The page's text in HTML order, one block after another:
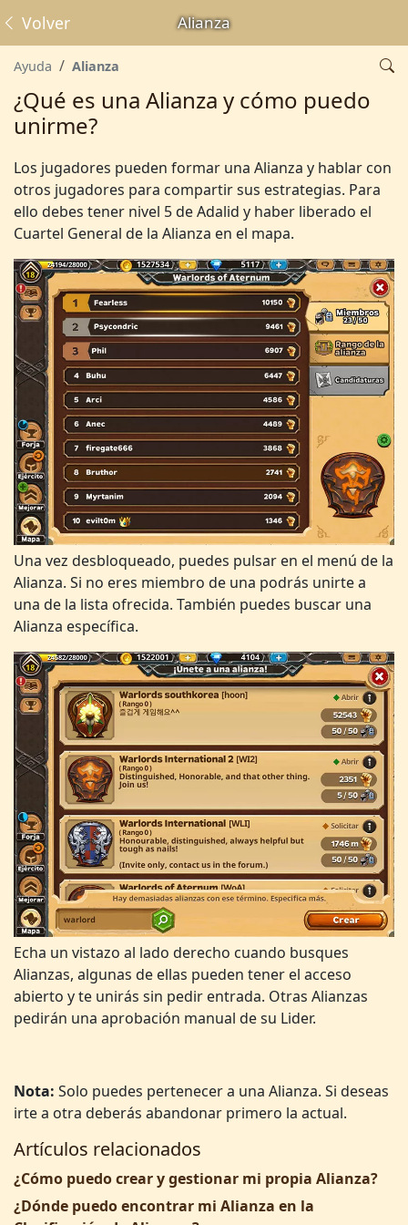
Alianza
Volver
Ayuda Alianza
¿Qué es una Alianza y cómo puedo
unirme?
Los jugadores pueden formar una Alianza y hablar con
otros jugadores para compartir sus estrategias. Para
ello debes tener nivel 5 de Adalid y haber liberado el
Cuartel General de la Alianza en el mapa.
Una vez desbloqueado, puedes pulsar en el menú de la
Alianza. Si no eres miembro de una podrás unirte a
una de la lista ofrecida. También puedes buscar una
Alianza específica.
Echa un vistazo al lado derecho cuando busques
Alianzas, algunas de ellas pueden tener el acceso
abierto y te unirás sin pedir entrada. Otras Alianzas
pedirán una aprobación manual de su Lider.
Nota: Solo puedes pertenecer a una Alianza. Si deseas
irte a otra deberás abandonar primero la actual.
Artículos relacionados
¿Cómo puedo crear y gestionar mi propia Alianza?
¿Dónde puedo encontrar mi Alianza en la